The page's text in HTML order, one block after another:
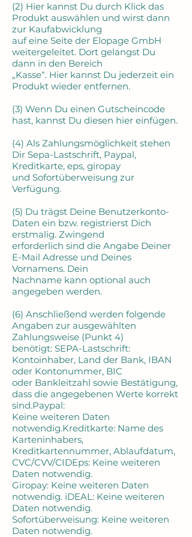
(2) Hier kannst Du durch Klick das
Produkt auswählen und wirst dann
zur Kaufabwicklung
auf eine Seite der Elopage GmbH
weitergeleitet. Dort gelangst Du
dann in den Bereich
„Kasse“. Hier kannst Du jederzeit ein
Produkt wieder entfernen.
(3) Wenn Du einen Gutscheincode
hast, kannst Du diesen hier einfügen.
(4) Als Zahlungsmöglichkeit stehen
Dir Sepa-Lastschrift, Paypal,
Kreditkarte, eps, giropay
und Sofortüberweisung zur
Verfügung.
(5) Du trägst Deine Benutzerkonto-
Daten ein bzw. registrierst Dich
erstmalig. Zwingend
erforderlich sind die Angabe Deiner
E-Mail Adresse und Deines
Vornamens. Dein
Nachname kann optional auch
angegeben werden.
(6) Anschließend werden folgende
Angaben zur ausgewählten
Zahlungsweise (Punkt 4)
benötigt: SEPA-Lastschrift:
Kontoinhaber, Land der Bank, IBAN
oder Kontonummer, BIC
oder Bankleitzahl sowie Bestätigung,
dass die angegebenen Werte korrekt
sind.Paypal:
Keine weiteren Daten
notwendig.Kreditkarte: Name des
Karteninhabers,
Kreditkartennummer, Ablaufdatum,
CVC/CVV/CIDEps: Keine weiteren
Daten notwendig.
Giropay: Keine weiteren Daten
notwendig. iDEAL: Keine weiteren
Daten notwendig.
Sofortüberweisung: Keine weiteren
Daten notwendig.